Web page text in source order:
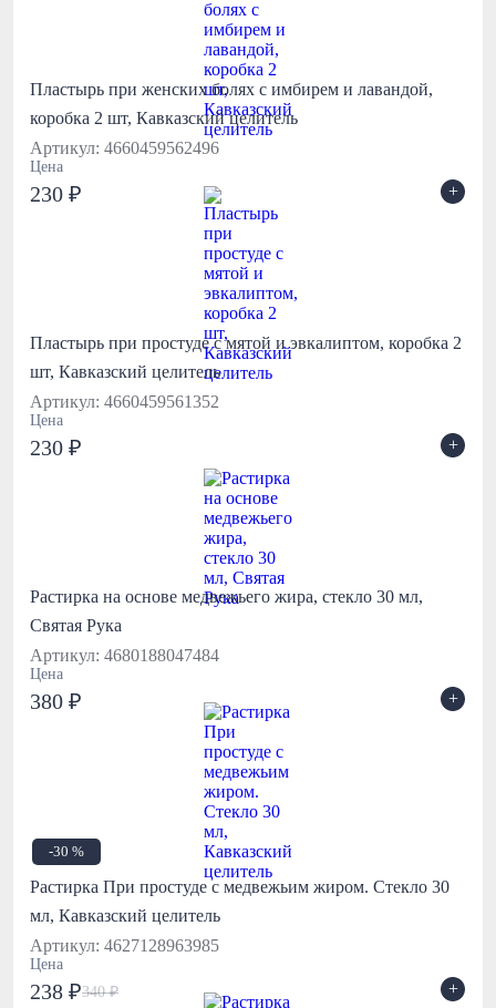
Пластырь при женских болях с имбирем и лавандой,
коробка 2 шт, Кавказский целитель
Артикул: 4660459562496
Цена
230 ₽ +
Пластырь при простуде с мятой и эвкалиптом, коробка 2
шт, Кавказский целитель
Артикул: 4660459561352
Цена
230 ₽ +
Растирка на основе медвежьего жира, стекло 30 мл,
Святая Рука
Артикул: 4680188047484
Цена
380 ₽ +
-30 %
Растирка При простуде с медвежьим жиром. Стекло 30
мл, Кавказский целитель
Артикул: 4627128963985
Цена
238 ₽340 ₽ +